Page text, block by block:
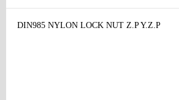
DIN985 NYLON LOCK NUT Z.P Y.Z.P